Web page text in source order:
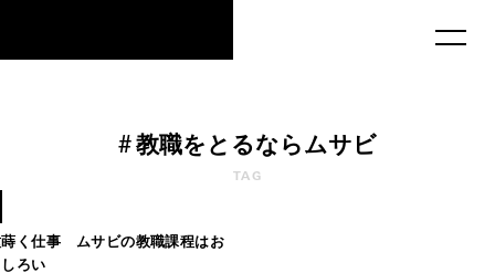
#教職をとるならムサビ
TAG
蒔く仕事 ムサビの教職課程はお
ろい